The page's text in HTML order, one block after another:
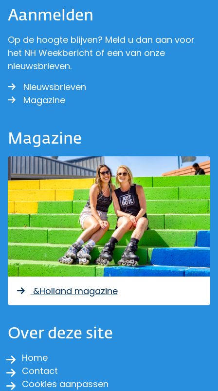
Aanmelden
Op de hoogte blijven? Meld u dan aan voor
het NH Weekbericht of een van onze
nieuwsbrieven.
Nieuwsbrieven
Magazine
Magazine
&Holland magazine
Over deze site
Home
Contact
Cookies aanpassen